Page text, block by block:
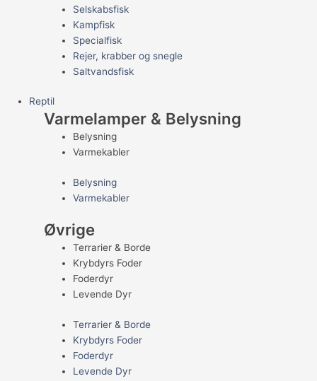
Selskabsfisk
Kampfisk
Specialfisk
Rejer, krabber og snegle
Saltvandsfisk
Reptil
Varmelamper & Belysning
Belysning
Varmekabler
Belysning
Varmekabler
Øvrige
Terrarier & Borde
Krybdyrs Foder
Foderdyr
Levende Dyr
Terrarier & Borde
Krybdyrs Foder
Foderdyr
Levende Dyr